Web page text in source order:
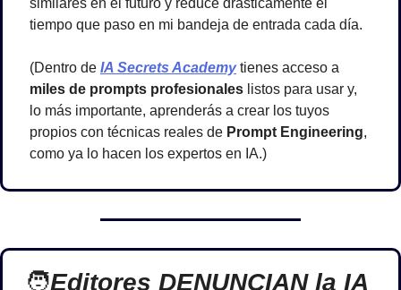
tiempo que paso en mi bandeja de entrada cada día.
(Dentro de IA Secrets Academy
miles de prompts profesionales listos para usar y,
lo más importante, aprenderás a crear los tuyos
propios con técnicas reales de Prompt Engineering,
como ya lo hacen los expertos en IA.)
🧑Editores DENUNCIAN la IA